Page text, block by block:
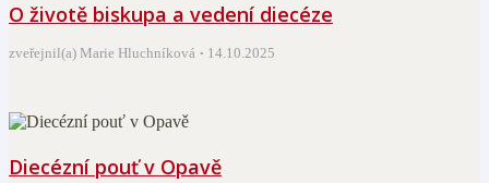
O životě biskupa a vedení diecéze
zveřejnil(a) Marie Hluchníková 14.10.2025
Diecézní pouť v Opavě